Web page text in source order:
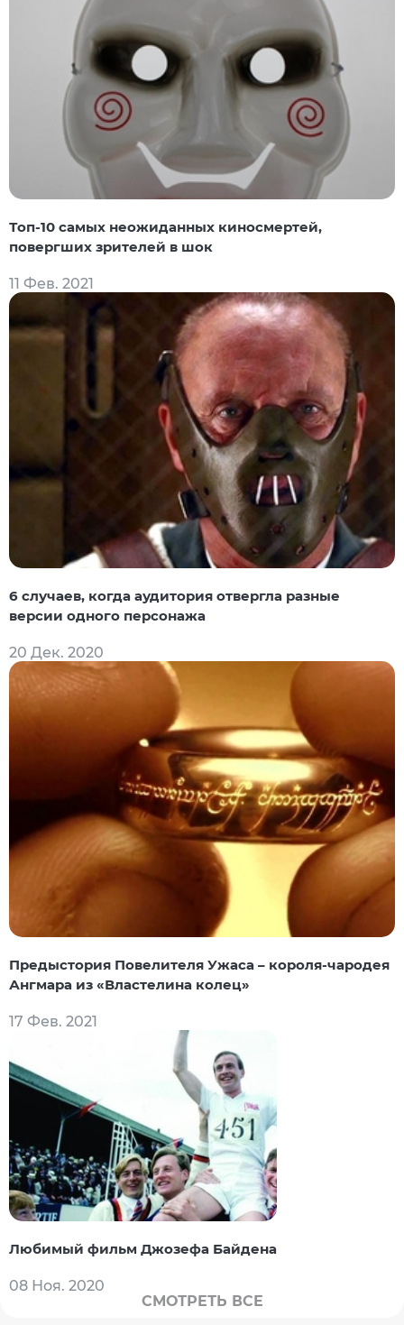
Топ-10 самых неожиданных киносмертей,
повергших зрителей в шок
11 Фев. 2021
6 случаев, когда аудитория отвергла разные
версии одного персонажа
20 Дек. 2020
Предыстория Повелителя Ужаса – короля-чародея
Ангмара из «Властелина колец»
17 Фев. 2021
Любимый фильм Джозефа Байдена
08 Ноя. 2020
СМОТРЕТЬ ВСЕ